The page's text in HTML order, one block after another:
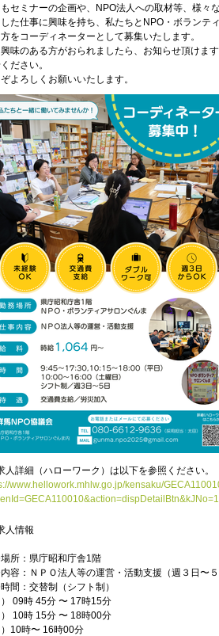
セミナーの企画や、NPO法人への取材等、様々
た仕事に興味を持ち、私たちとNPO・ボランテ
をコーディネーターとして募集いたします。
興味のある方がおられましたら、お知らせ頂けま
ださい。
よろしくお願いいたします。
人詳細（ハローワーク）は以下を参照ください。
www.hellowork.mhlw.go.jp/kensaku/
人情報
所：県庁昭和庁舎1階
容：ＮＰＯ法人等の運営・活動支援（週３日〜
間：交替制（シフト制）
） 09時 45分 〜 17時15分
） 10時 15分 〜 18時00分
）10時〜 16時00分